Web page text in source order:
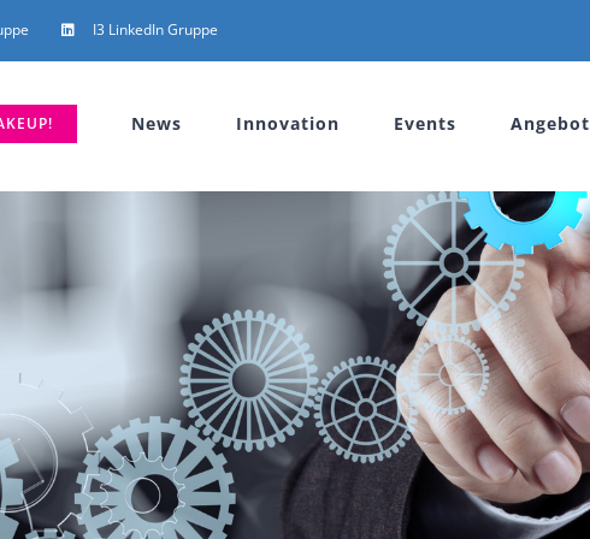
I3 LinkedIn Gruppe
News Innovation Events Angebot